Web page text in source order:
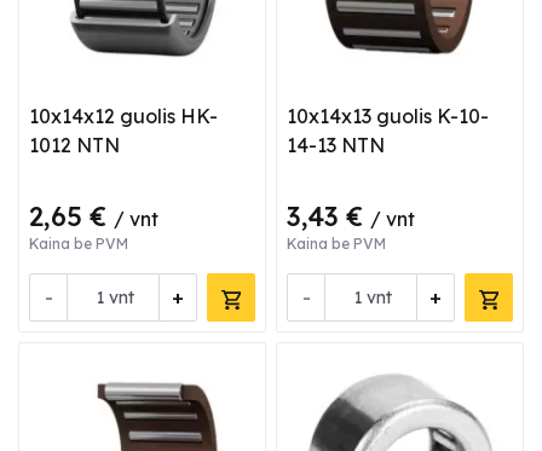
10x14x12 guolis HK-
1012 NTN
2,65 € / vnt
Kaina be PVM
- +
vnt
10x14x13 guolis K-10-
14-13 NTN
3,43 € / vnt
Kaina be PVM
- +
vnt